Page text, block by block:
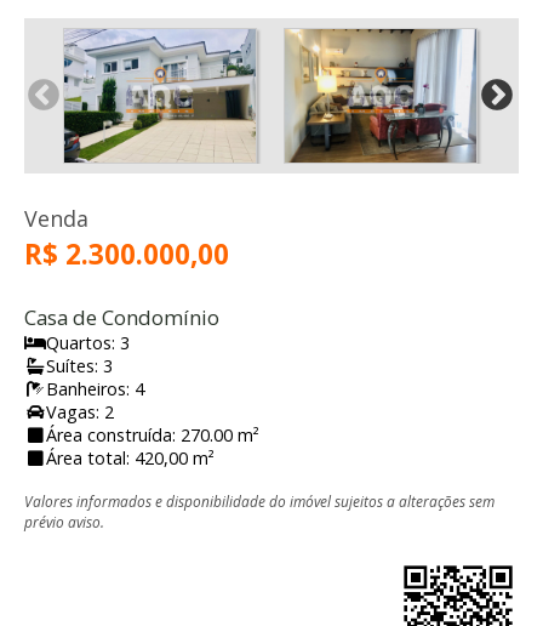
Venda
R$ 2.300.000,00
Casa de Condomínio
Quartos: 3
Suítes: 3
Banheiros: 4
Vagas: 2
Área construída: 270.00 m²
Área total: 420,00 m²
Valores informados e disponibilidade do imóvel sujeitos a alterações sem
prévio aviso.